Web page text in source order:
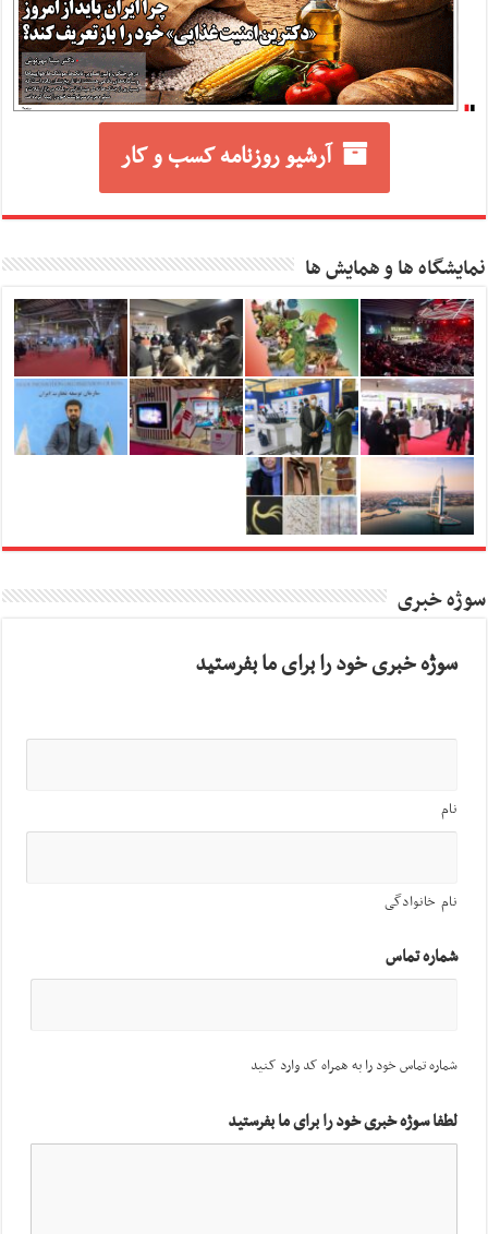
آرشیو روزنامه کسب و کار
نمایشگاه ها و همایش ها
سوژه خبری
سوژه خبری خود را برای ما بفرستید
نام
نام خانوادگی
شماره تماس
شماره تماس خود را به همراه کد وارد کنید
لطفا سوژه خبری خود را برای ما بفرستید